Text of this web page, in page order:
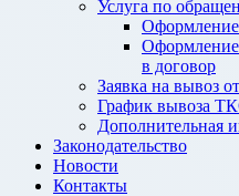
Услуга по
Оформление
Оформление
в договор
Заявка на вывоз
График вывоза
Дополнительная
Законодательство
Новости
Контакты